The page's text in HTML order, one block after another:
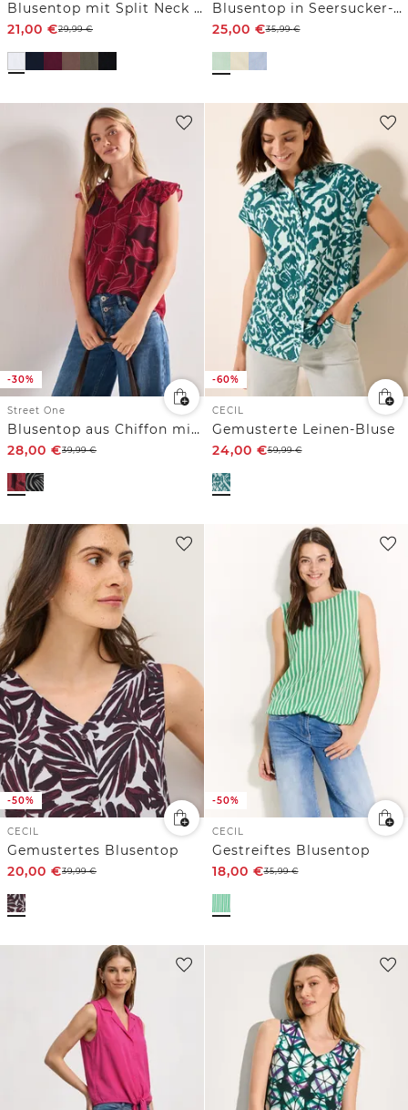
Blusentop mit Split Neck und Bändern
21,00 €29,99€
Blusentop in Seersucker-Qualität
25,00 €35,99€
-30%
Street One
Blusentop aus Chiffon mit Split Neck
28,00 €39,99€
-60%
CECIL
Gemusterte Leinen-Bluse
24,00 €59,99€
-50%
CECIL
Gemustertes Blusentop
20,00 €39,99€
-50%
CECIL
Gestreiftes Blusentop
18,00 €35,99€